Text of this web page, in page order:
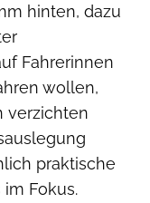
hinten, dazu
Fahrerinnen
wollen,
verzichten
praktische
Fokus.